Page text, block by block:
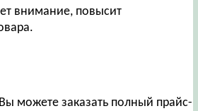
внимание, повысит
можете заказать полный прайс-